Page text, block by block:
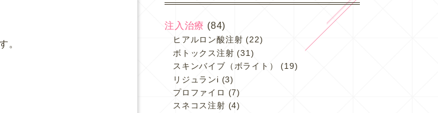
。
注入治療 (84)
ヒアルロン酸注射 (22)
ボトックス注射 (31)
スキンバイブ（ボライト）
(19)
リジュランi (3)
プロファイロ (7)
スネコス注射 (4)